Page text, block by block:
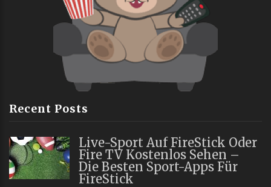
Recent Posts
Live-Sport Auf FireStick Oder
Fire TV Kostenlos Sehen –
Die Besten Sport-Apps Für
FireStick